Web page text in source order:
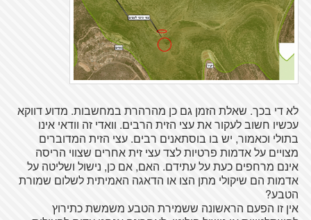
לא די בכך. שאלת הזמן גם כן מהרהרת במחשבות. מדוע דווקא
עכשיו חשוב לעקור את עצי הזית הרבים. וואדי זה וודאי אינו
בתולי וכאמור, יש בו בוסתאנים רבים. עצי הזית המדוברים
מצויים על אדמות פרטיות לצד עצי זית אחרים שצווי הריסה
אינם מרחפים כעת על עתידם. האם, אם כן, נישול ושליטה על
אדמות הם שיקולי מתן הצו או הדאגה האמיתית לשלום שמורת
הטבע?
אין זו הפעם הראשונה ששמירת הטבע משמשת כתירוץ